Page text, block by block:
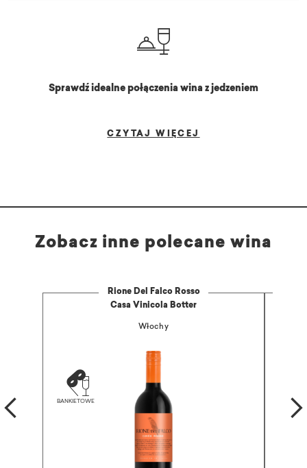
Sprawdź idealne połączenia wina z jedzeniem
CZYTAJ WIĘCEJ
Zobacz inne polecane wina
Rione Del Falco Rosso
Casa Vinicola Botter
Włochy